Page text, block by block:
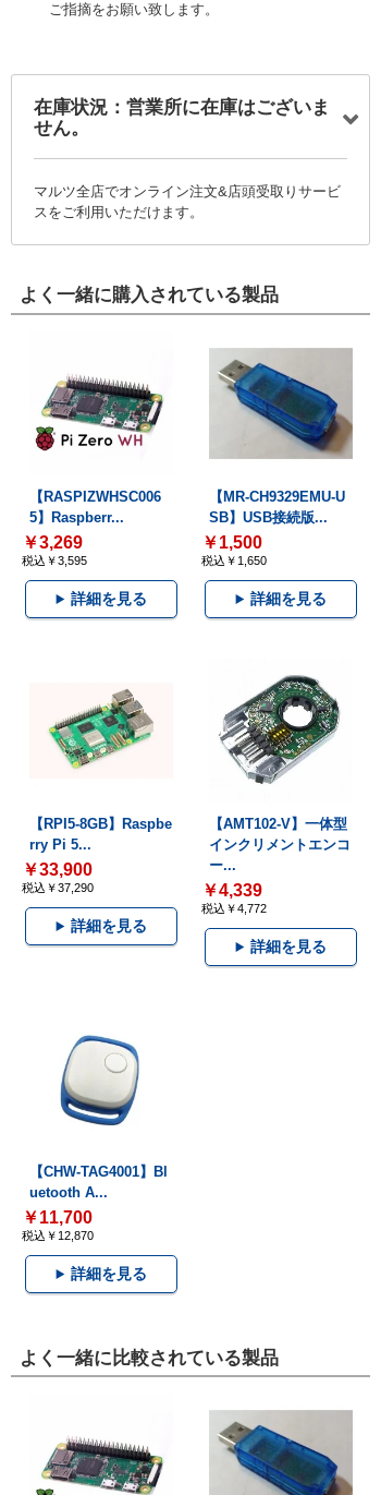
ご指摘をお願い致します。
在庫状況：営業所に在庫はございま
せん。
マルツ全店でオンライン注文&店頭受取りサービ
スをご利用いただけます。
よく一緒に購入されている製品
【RASPIZWHSC006
5】Raspberr...
￥3,269
税込￥3,595
詳細を見る
【MR-CH9329EMU-U
SB】USB接続版...
￥1,500
税込￥1,650
詳細を見る
【RPI5-8GB】Raspbe
rry Pi 5...
￥33,900
税込￥37,290
詳細を見る
【AMT102-V】一体型
インクリメントエンコ
ー...
￥4,339
税込￥4,772
詳細を見る
【CHW-TAG4001】Bl
uetooth A...
￥11,700
税込￥12,870
詳細を見る
よく一緒に比較されている製品